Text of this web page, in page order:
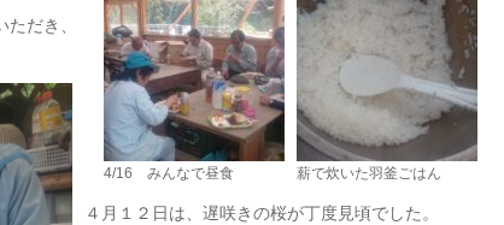
薪で炊いた羽釜ごはん
4/16 みんなで昼食
だき、
４月１２日は、遅咲きの桜が丁度見頃でした。